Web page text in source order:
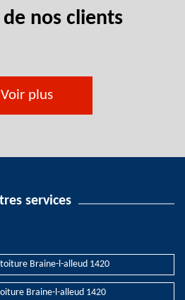
de nos clients
Voir plus
services
Braine-l-alleud 1420
Braine-l-alleud 1420